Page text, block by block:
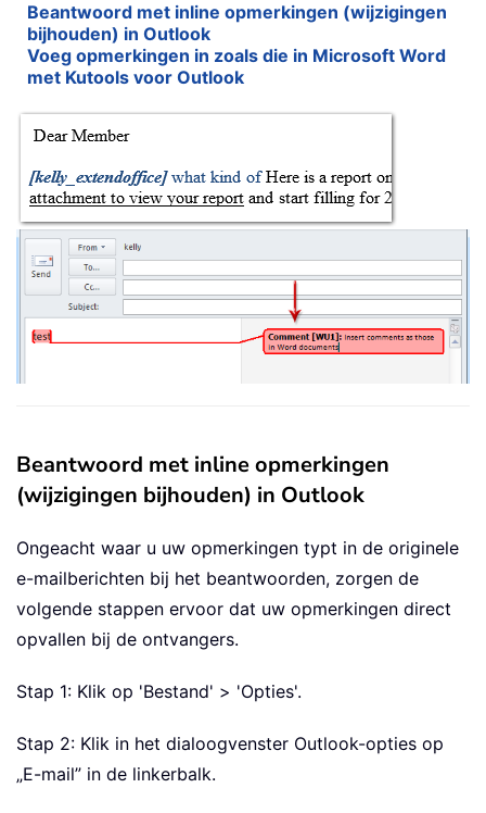
Beantwoord met inline opmerkingen (wijzigingen
bijhouden) in Outlook
Voeg opmerkingen in zoals die in Microsoft Word
met Kutools voor Outlook
Beantwoord met inline opmerkingen
(wijzigingen bijhouden) in Outlook
Ongeacht waar u uw opmerkingen typt in de originele
e-mailberichten bij het beantwoorden, zorgen de
volgende stappen ervoor dat uw opmerkingen direct
opvallen bij de ontvangers.
Stap 1: Klik op 'Bestand' > 'Opties'.
Stap 2: Klik in het dialoogvenster Outlook-opties op
„E-mail” in de linkerbalk.